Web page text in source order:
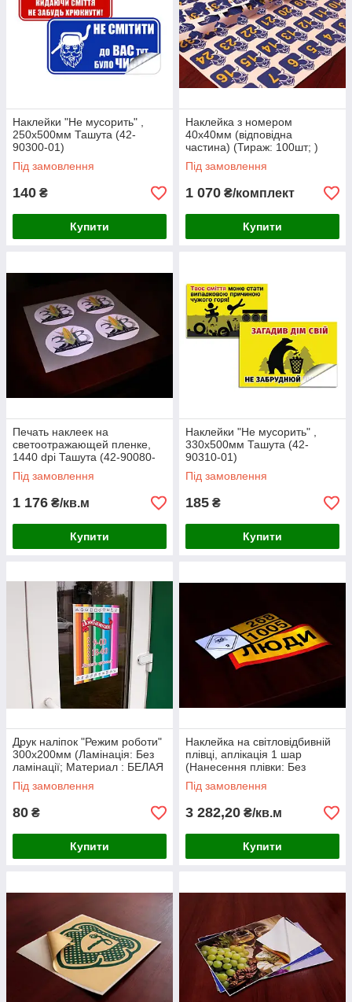
Наклейки "Не мусорить" ,
250х500мм Ташута (42-
90300-01)
Під замовлення
140 ₴
Купити
Наклейка з номером
40х40мм (відповідна
частина) (Тираж: 100шт; )
Під замовлення
1 070 ₴/комплект
Купити
Печать наклеек на
светоотражающей пленке,
1440 dpi Ташута (42-90080-
01)
Під замовлення
1 176 ₴/кв.м
Купити
Наклейки "Не мусорить" ,
330х500мм Ташута (42-
90310-01)
Під замовлення
185 ₴
Купити
Друк наліпок "Режим роботи"
300х200мм (Ламінація: Без
ламінації; Материал : БЕЛАЯ
ПЛЕНКА;)
Під замовлення
80 ₴
Купити
Наклейка на світловідбивній
плівці, аплікація 1 шар
(Нанесення плівки: Без
прикатки на поверхню;
Висота символу: 2-3см;)
Під замовлення
3 282,20 ₴/кв.м
Купити